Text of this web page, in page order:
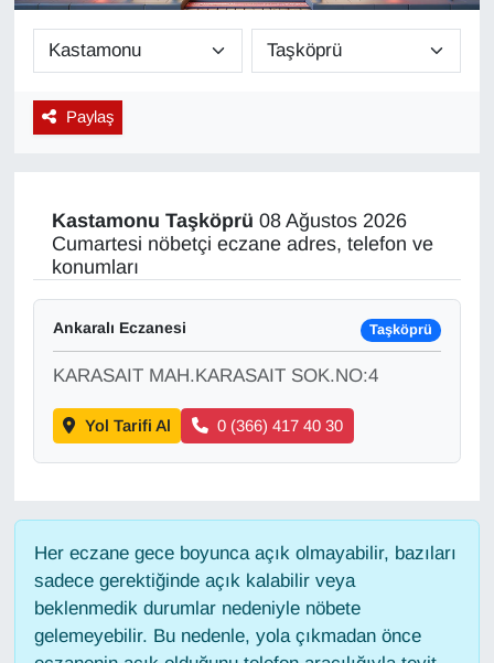
Paylaş
Kastamonu Taşköprü 08 Ağustos 2026
Cumartesi nöbetçi eczane adres, telefon ve
konumları
Ankaralı Eczanesi Taşköprü
KARASAIT MAH.KARASAIT SOK.NO:4
Yol Tarifi Al 0 (366) 417 40 30
Her eczane gece boyunca açık olmayabilir, bazıları
sadece gerektiğinde açık kalabilir veya
beklenmedik durumlar nedeniyle nöbete
gelemeyebilir. Bu nedenle, yola çıkmadan önce
Diğer
DÜNYA
EKONOMİ
Eleman
Emlak
En çok konuşulanlar
GENEL
Gündem
Haber
HABERDE İNSAN